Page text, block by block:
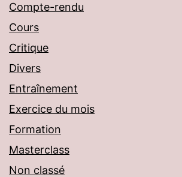
Compte-rendu
Cours
Critique
Divers
Entraînement
Exercice du mois
Formation
Masterclass
Non classé